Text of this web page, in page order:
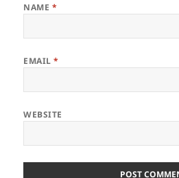
NAME *
EMAIL*
WEBSITE